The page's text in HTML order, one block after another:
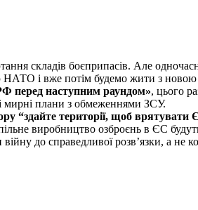
складів боєприпасів. Але
НАТО і вже потім будемо жити з новою
перед наступним раундом», цього
мирні плани з обмеженнями ЗСУ.
“здайте території, щоб врятувати
виробництво озброєнь в ЄС будуть
до справедливої розв’язки, а не